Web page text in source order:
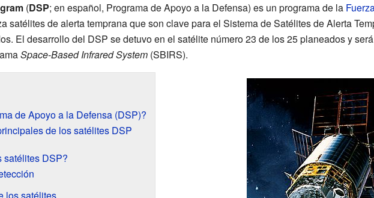
(DSP; en español, Programa de Apoyo a la Defensa) es un programa de la
satélites de alerta temprana que son clave para el Sistema de Satélites de Alerta
El desarrollo del DSP se detuvo en el satélite número 23 de los 25 planeados y será
Space-Based Infrared System(SBIRS).
de Apoyo a la Defensa (DSP)?
de los satélites DSP
satélites DSP?